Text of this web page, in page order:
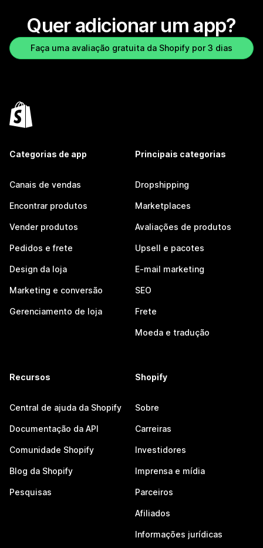
Quer adicionar um app?
Faça uma avaliação gratuita da Shopify por 3 dias
Categorias de app
Canais de vendas
Encontrar produtos
Vender produtos
Pedidos e frete
Design da loja
Marketing e conversão
Gerenciamento de loja
Principais categorias
Dropshipping
Marketplaces
Avaliações de produtos
Upsell e pacotes
E-mail marketing
SEO
Frete
Moeda e tradução
Recursos
Central de ajuda da Shopify
Documentação da API
Comunidade Shopify
Blog da Shopify
Pesquisas
Shopify
Sobre
Carreiras
Investidores
Imprensa e mídia
Parceiros
Afiliados
Informações jurídicas